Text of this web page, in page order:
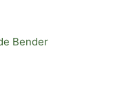
Bender